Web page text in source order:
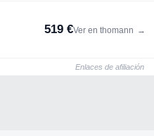
519 €Ver en thomann →
Enlaces de afiliación